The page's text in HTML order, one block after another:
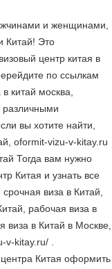
и женщинами,
Китай! Это
центр китая в
по ссылкам
китай москва,
различными
вы хотите найти,
oformit-vizu-v-kitay.ru
Тогда вам нужно
Китая и узнать все
виза в Китай,
рабочая виза в
виза в Китай в Москве,
kitay.ru/ .
Китая оформить